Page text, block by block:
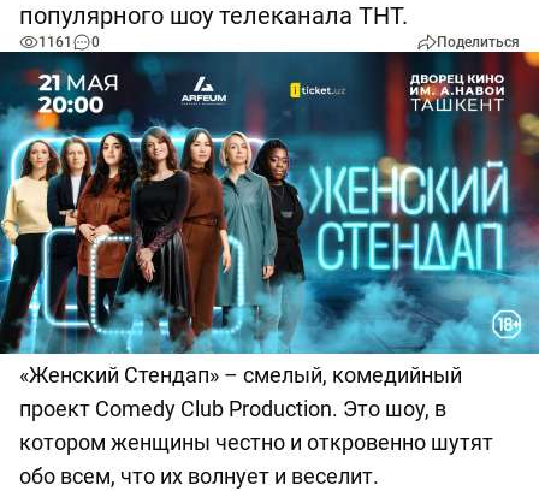
популярного шоу телеканала ТНТ.
1161 0 Поделиться
«Женский Стендап» – смелый, комедийный
проект Comedy Club Production. Это шоу, в
котором женщины честно и откровенно шутят
обо всем, что их волнует и веселит.